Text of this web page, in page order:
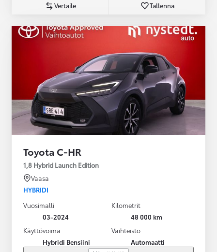
Vertaile Tallenna
Toyota C-HR
1,8 Hybrid Launch Edition
Vaasa
HYBRIDI
Vuosimalli
03-2024
Kilometrit
48 000 km
Käyttövoima
Hybridi Bensiini
Vaihteisto
Automaatti